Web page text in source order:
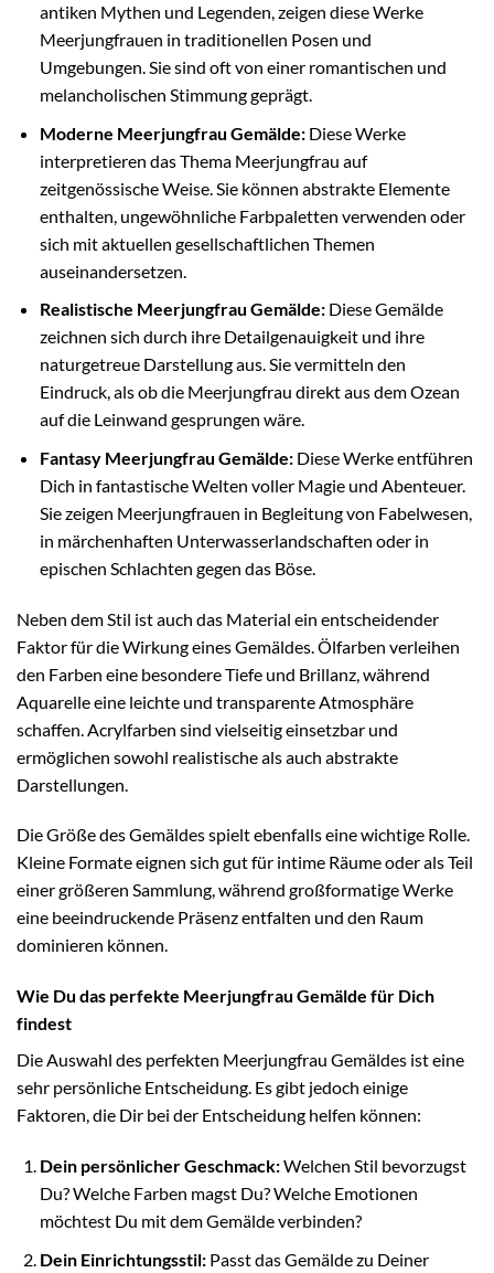
antiken Mythen und Legenden, zeigen diese Werke
Meerjungfrauen in traditionellen Posen und
Umgebungen. Sie sind oft von einer romantischen und
melancholischen Stimmung geprägt.
Moderne Meerjungfrau Gemälde:Diese Werke
interpretieren das Thema Meerjungfrau auf
zeitgenössische Weise. Sie können abstrakte Elemente
enthalten, ungewöhnliche Farbpaletten verwenden oder
sich mit aktuellen gesellschaftlichen Themen
auseinandersetzen.
Realistische Meerjungfrau Gemälde:Diese Gemälde
zeichnen sich durch ihre Detailgenauigkeit und ihre
naturgetreue Darstellung aus. Sie vermitteln den
Eindruck, als ob die Meerjungfrau direkt aus dem Ozean
auf die Leinwand gesprungen wäre.
Fantasy Meerjungfrau Gemälde:Diese Werke entführen
Dich in fantastische Welten voller Magie und Abenteuer.
Sie zeigen Meerjungfrauen in Begleitung von Fabelwesen,
in märchenhaften Unterwasserlandschaften oder in
epischen Schlachten gegen das Böse.
Neben dem Stil ist auch das Material ein entscheidender
Faktor für die Wirkung eines Gemäldes. Ölfarben verleihen
den Farben eine besondere Tiefe und Brillanz, während
Aquarelle eine leichte und transparente Atmosphäre
schaffen. Acrylfarben sind vielseitig einsetzbar und
ermöglichen sowohl realistische als auch abstrakte
Darstellungen.
Die Größe des Gemäldes spielt ebenfalls eine wichtige Rolle.
Kleine Formate eignen sich gut für intime Räume oder als Teil
einer größeren Sammlung, während großformatige Werke
eine beeindruckende Präsenz entfalten und den Raum
dominieren können.
Wie Du das perfekte Meerjungfrau Gemälde für Dich
findest
Die Auswahl des perfekten Meerjungfrau Gemäldes ist eine
sehr persönliche Entscheidung. Es gibt jedoch einige
Faktoren, die Dir bei der Entscheidung helfen können:
Dein persönlicher Geschmack:Welchen Stil bevorzugst
Du? Welche Farben magst Du? Welche Emotionen
möchtest Du mit dem Gemälde verbinden?
Dein Einrichtungsstil:Passt das Gemälde zu Deiner